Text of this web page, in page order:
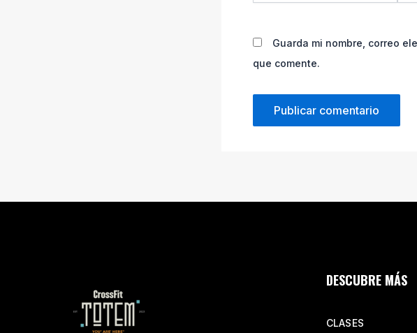
Guarda mi nombre, correo
que comente.
DESCUBRE MÁS
CLASES